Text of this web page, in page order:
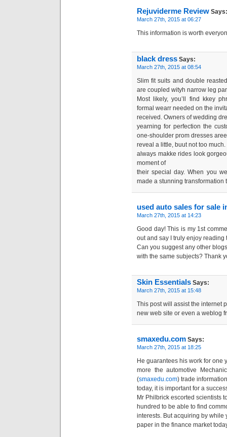
Rejuviderme Review Says:
March 27th, 2015 at 06:27
This information is worth
black dress Says:
March 27th, 2015 at 08:54
Slim fit suits and double
are coupled wityh narrow leg
Most likely, you’ll find kkey
formal wearr needed on the
received. Owners of wedding
yearning for perfection the
one-shoulder prom dresses
reveal a little, buut not too
always makke rides look
moment of
their special day. When you
made a stunning transformation
used auto sales for sale
March 27th, 2015 at 14:23
Good day! This is my 1st
out and say I truly enjoy reading
Can you suggest any other
with the same subjects? Thank
Skin Essentials Says:
March 27th, 2015 at 15:48
This post will assist the internet
new web site or even a weblog
smaxedu.com Says:
March 27th, 2015 at 18:25
He guarantees his work for one
more the automotive
(smaxedu.com) trade
today, it is important for a
Mr Philbrick escorted scientists
hundred to be able to find
interests. But acquiring by while
paper in the finance market